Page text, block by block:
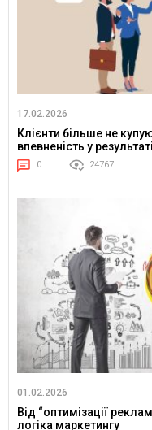
17.02.2026
Клієнти більше не
впевненість у результаті
0 24767
01.02.2026
Від “оптимізації
логіка маркетингу